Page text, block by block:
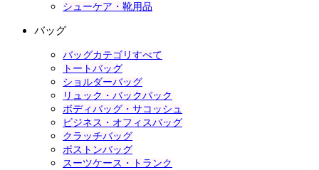
シューケア・靴用品
バッグ
バッグカテゴリすべて
トートバッグ
ショルダーバッグ
リュック・バックパック
ボディバッグ・サコッシュ
ビジネス・オフィスバッグ
クラッチバッグ
ボストンバッグ
スーツケース・トランク